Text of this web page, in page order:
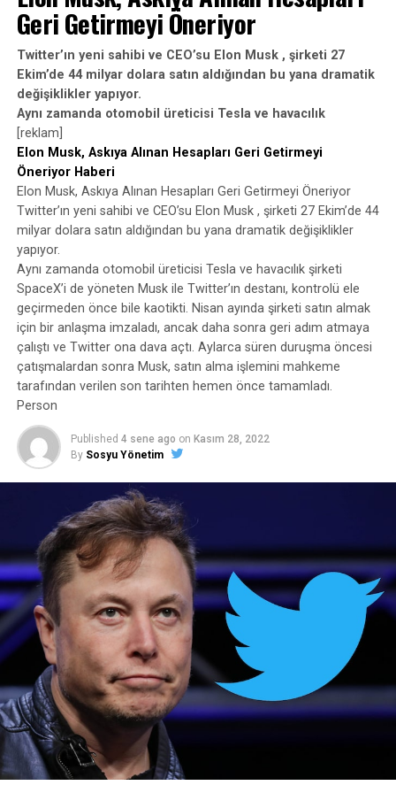
Geri Getirmeyi Öneriyor
Twitter’ın yeni sahibi ve CEO’su Elon Musk , şirketi 27
Ekim’de 44 milyar dolara satın aldığından bu yana dramatik
değişiklikler yapıyor.
Aynı zamanda otomobil üreticisi Tesla ve havacılık
[reklam]
Elon Musk, Askıya Alınan Hesapları Geri Getirmeyi
Öneriyor Haberi
Elon Musk, Askıya Alınan Hesapları Geri Getirmeyi Öneriyor
Twitter’ın yeni sahibi ve CEO’su Elon Musk , şirketi 27 Ekim’de 44
milyar dolara satın aldığından bu yana dramatik değişiklikler
yapıyor.
Aynı zamanda otomobil üreticisi Tesla ve havacılık şirketi
SpaceX’i de yöneten Musk ile Twitter’ın destanı, kontrolü ele
geçirmeden önce bile kaotikti. Nisan ayında şirketi satın almak
için bir anlaşma imzaladı, ancak daha sonra geri adım atmaya
çalıştı ve Twitter ona dava açtı. Aylarca süren duruşma öncesi
çatışmalardan sonra Musk, satın alma işlemini mahkeme
tarafından verilen son tarihten hemen önce tamamladı.
Person
Published 4 sene ago on Kasım 28, 2022
By Sosyu Yönetim